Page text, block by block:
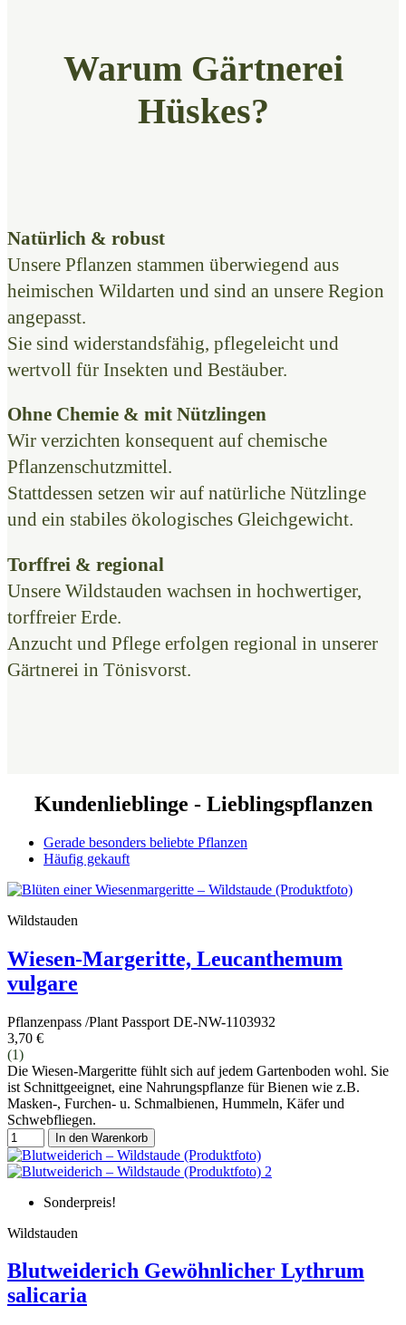
Warum Gärtnerei
Hüskes?
Natürlich & robust
Unsere Pflanzen stammen überwiegend aus
heimischen Wildarten und sind an unsere Region
angepasst.
Sie sind widerstandsfähig, pflegeleicht und
wertvoll für Insekten und Bestäuber.
Ohne Chemie & mit Nützlingen
Wir verzichten konsequent auf chemische
Pflanzenschutzmittel.
Stattdessen setzen wir auf natürliche Nützlinge
und ein stabiles ökologisches Gleichgewicht.
Torffrei & regional
Unsere Wildstauden wachsen in hochwertiger,
torffreier Erde.
Anzucht und Pflege erfolgen regional in unserer
Gärtnerei in Tönisvorst.
Kundenlieblinge - Lieblingspflanzen
Gerade besonders beliebte Pflanzen
Häufig gekauft
Wildstauden
Wiesen-Margeritte, Leucanthemum
vulgare
Pflanzenpass /Plant Passport DE-NW-1103932
3,70 €
(1)
Die Wiesen-Margeritte fühlt sich auf jedem Gartenboden wohl. Sie
ist Schnittgeeignet, eine Nahrungspflanze für Bienen wie z.B.
Masken-, Furchen- u. Schmalbienen, Hummeln, Käfer und
Schwebfliegen.
In den Warenkorb
Sonderpreis!
Wildstauden
Blutweiderich Gewöhnlicher Lythrum
salicaria